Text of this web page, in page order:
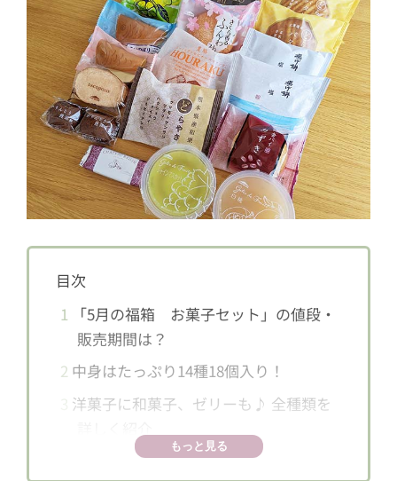
目次
1
「5月の福箱 お菓子セット」の値段・
販売期間は？
2 中身はたっぷり14種18個入り！
洋菓子に和菓子、ゼリーも♪ 全種類を
【北海道産バターどら焼き】2個
もっと見る